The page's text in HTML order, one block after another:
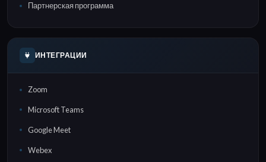
Партнерская программа
ИНТЕГРАЦИИ
Zoom
Microsoft Teams
Google Meet
Webex